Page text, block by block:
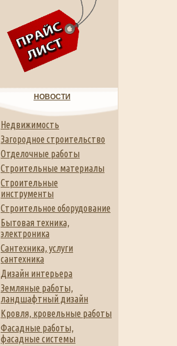
НОВОСТИ
Недвижимость
Загородное строительство
Отделочные работы
Строительные материалы
Строительные
инструменты
Строительное оборудование
Бытовая техника,
электроника
Сантехника, услуги
сантехника
Дизайн интерьера
Земляные работы,
ландшафтный дизайн
Кровля, кровельные работы
Фасадные работы,
фасадные системы